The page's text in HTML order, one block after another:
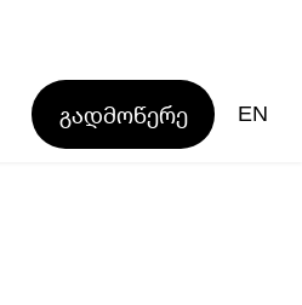
გადმოწერე EN